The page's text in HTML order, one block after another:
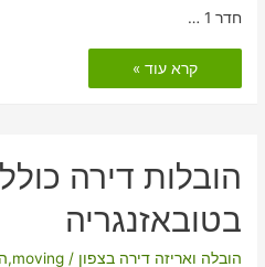
חדר 1 …
הובלות
דירה
כולל
קרא עוד »
הובלות דירה
בטובאזנגריה
הובלה ואריזה דירה בצפון /
moving
,